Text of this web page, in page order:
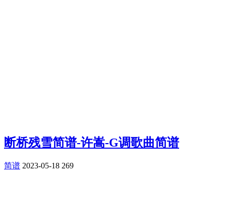
断桥残雪简谱-许嵩-G调歌曲简谱
简谱 2023-05-18 269